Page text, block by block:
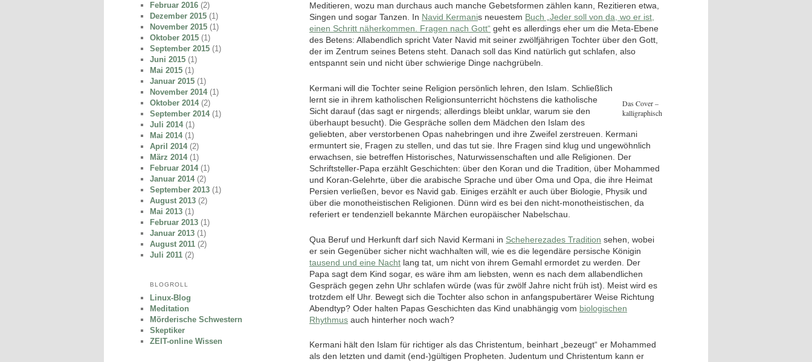
Meditieren, wozu man durchaus auch manche Gebetsformen zählen kann, Rezitieren etwa,
Singen und sogar Tanzen. In Navid Kermanis neuestem Buch „Jeder soll von da, wo er ist,
einen Schritt näherkommen. Fragen nach Gott“ geht es allerdings eher um die Meta-Ebene
des Betens: Allabendlich spricht Vater Navid mit seiner zwölfjährigen Tochter über den Gott,
der im Zentrum seines Betens steht. Danach soll das Kind natürlich gut schlafen, also
entspannt sein und nicht über schwierige Dinge nachgrübeln.
Das Cover –
kalligraphisch
Kermani will die Tochter seine Religion persönlich lehren, den Islam. Schließlich
lernt sie in ihrem katholischen Religionsunterricht höchstens die katholische
Sicht darauf (das sagt er nirgends; allerdings bleibt unklar, warum sie den
überhaupt besucht). Die Gespräche sollen dem Mädchen den Islam des
geliebten, aber verstorbenen Opas nahebringen und ihre Zweifel zerstreuen. Kermani
ermuntert sie, Fragen zu stellen, und das tut sie. Ihre Fragen sind klug und ungewöhnlich
erwachsen, sie betreffen Historisches, Naturwissenschaften und alle Religionen. Der
Schriftsteller-Papa erzählt Geschichten: über den Koran und die Tradition, über Mohammed
und Koran-Gelehrte, über die arabische Sprache und über Oma und Opa, die ihre Heimat
Persien verließen, bevor es Navid gab. Einiges erzählt er auch über Biologie, Physik und
über die monotheistischen Religionen. Dünn wird es bei den nicht-monotheistischen, da
referiert er tendenziell bekannte Märchen europäischer Nabelschau.
Qua Beruf und Herkunft darf sich Navid Kermani in Scheherezades Tradition sehen, wobei
er sein Gegenüber sicher nicht wachhalten will, wie es die legendäre persische Königin
tausend und eine Nacht lang tat, um nicht von ihrem Gemahl ermordet zu werden. Der
Papa sagt dem Kind sogar, es wäre ihm am liebsten, wenn es nach dem allabendlichen
Gespräch gegen zehn Uhr schlafen würde (was für zwölf Jahre nicht früh ist). Meist wird es
trotzdem elf Uhr. Bewegt sich die Tochter also schon in anfangspubertärer Weise Richtung
Abendtyp? Oder halten Papas Geschichten das Kind unabhängig vom biologischen
Rhythmus auch hinterher noch wach?
Kermani hält den Islam für richtiger als das Christentum, beinhart „bezeugt“ er Mohammed
als den letzten und damit (end-)gültigen Propheten. Judentum und Christentum kann er
Februar 2016 (2)
Dezember 2015 (1)
November 2015 (1)
Oktober 2015 (1)
September 2015 (1)
Juni 2015 (1)
Mai 2015 (1)
Januar 2015 (1)
November 2014(1)
Oktober 2014(2)
September 2014(1)
Juli 2014(1)
Mai 2014(1)
April 2014(2)
März 2014(1)
Februar 2014(1)
Januar 2014(2)
September 2013 (1)
August 2013 (2)
Mai 2013 (1)
Februar 2013 (1)
Januar 2013 (1)
August 2011 (2)
Juli 2011 (2)
BLOGROLL
Linux-Blog
Meditation
Mörderische Schwestern
Skeptiker
ZEIT-online Wissen